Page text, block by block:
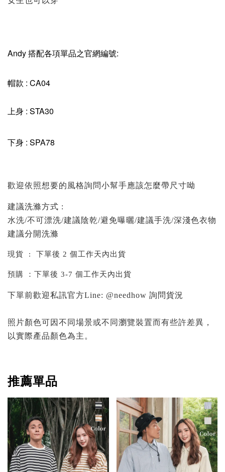
Andy 搭配各項單品之官網編號:
帽款 : CA04
上身 : STA30
下身 : SPA78
歡迎依照想要的風格詢問小幫手應該怎麼帶尺寸呦
建議洗滌方式 :
水洗/不可漂洗/建議陰乾/避免曝曬/建議手洗/深淺色衣物
建議分開洗滌
現貨 : 下單後 2 個工作天內出貨
預購 ：下單後 3-7 個工作天內出貨
下單前歡迎私訊官方Line: @needhow 詢問貨況
照片顏色可因不同場景或不同瀏覽裝置而有些許差異，
以實際產品顏色為主。
推薦單品